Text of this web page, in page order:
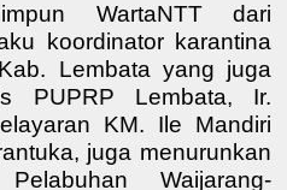
WartaNTT dari
koordinator karantina
Lembata yang juga
PUPRP Lembata, Ir.
KM. Ile Mandiri
juga menurunkan
Waijarang-